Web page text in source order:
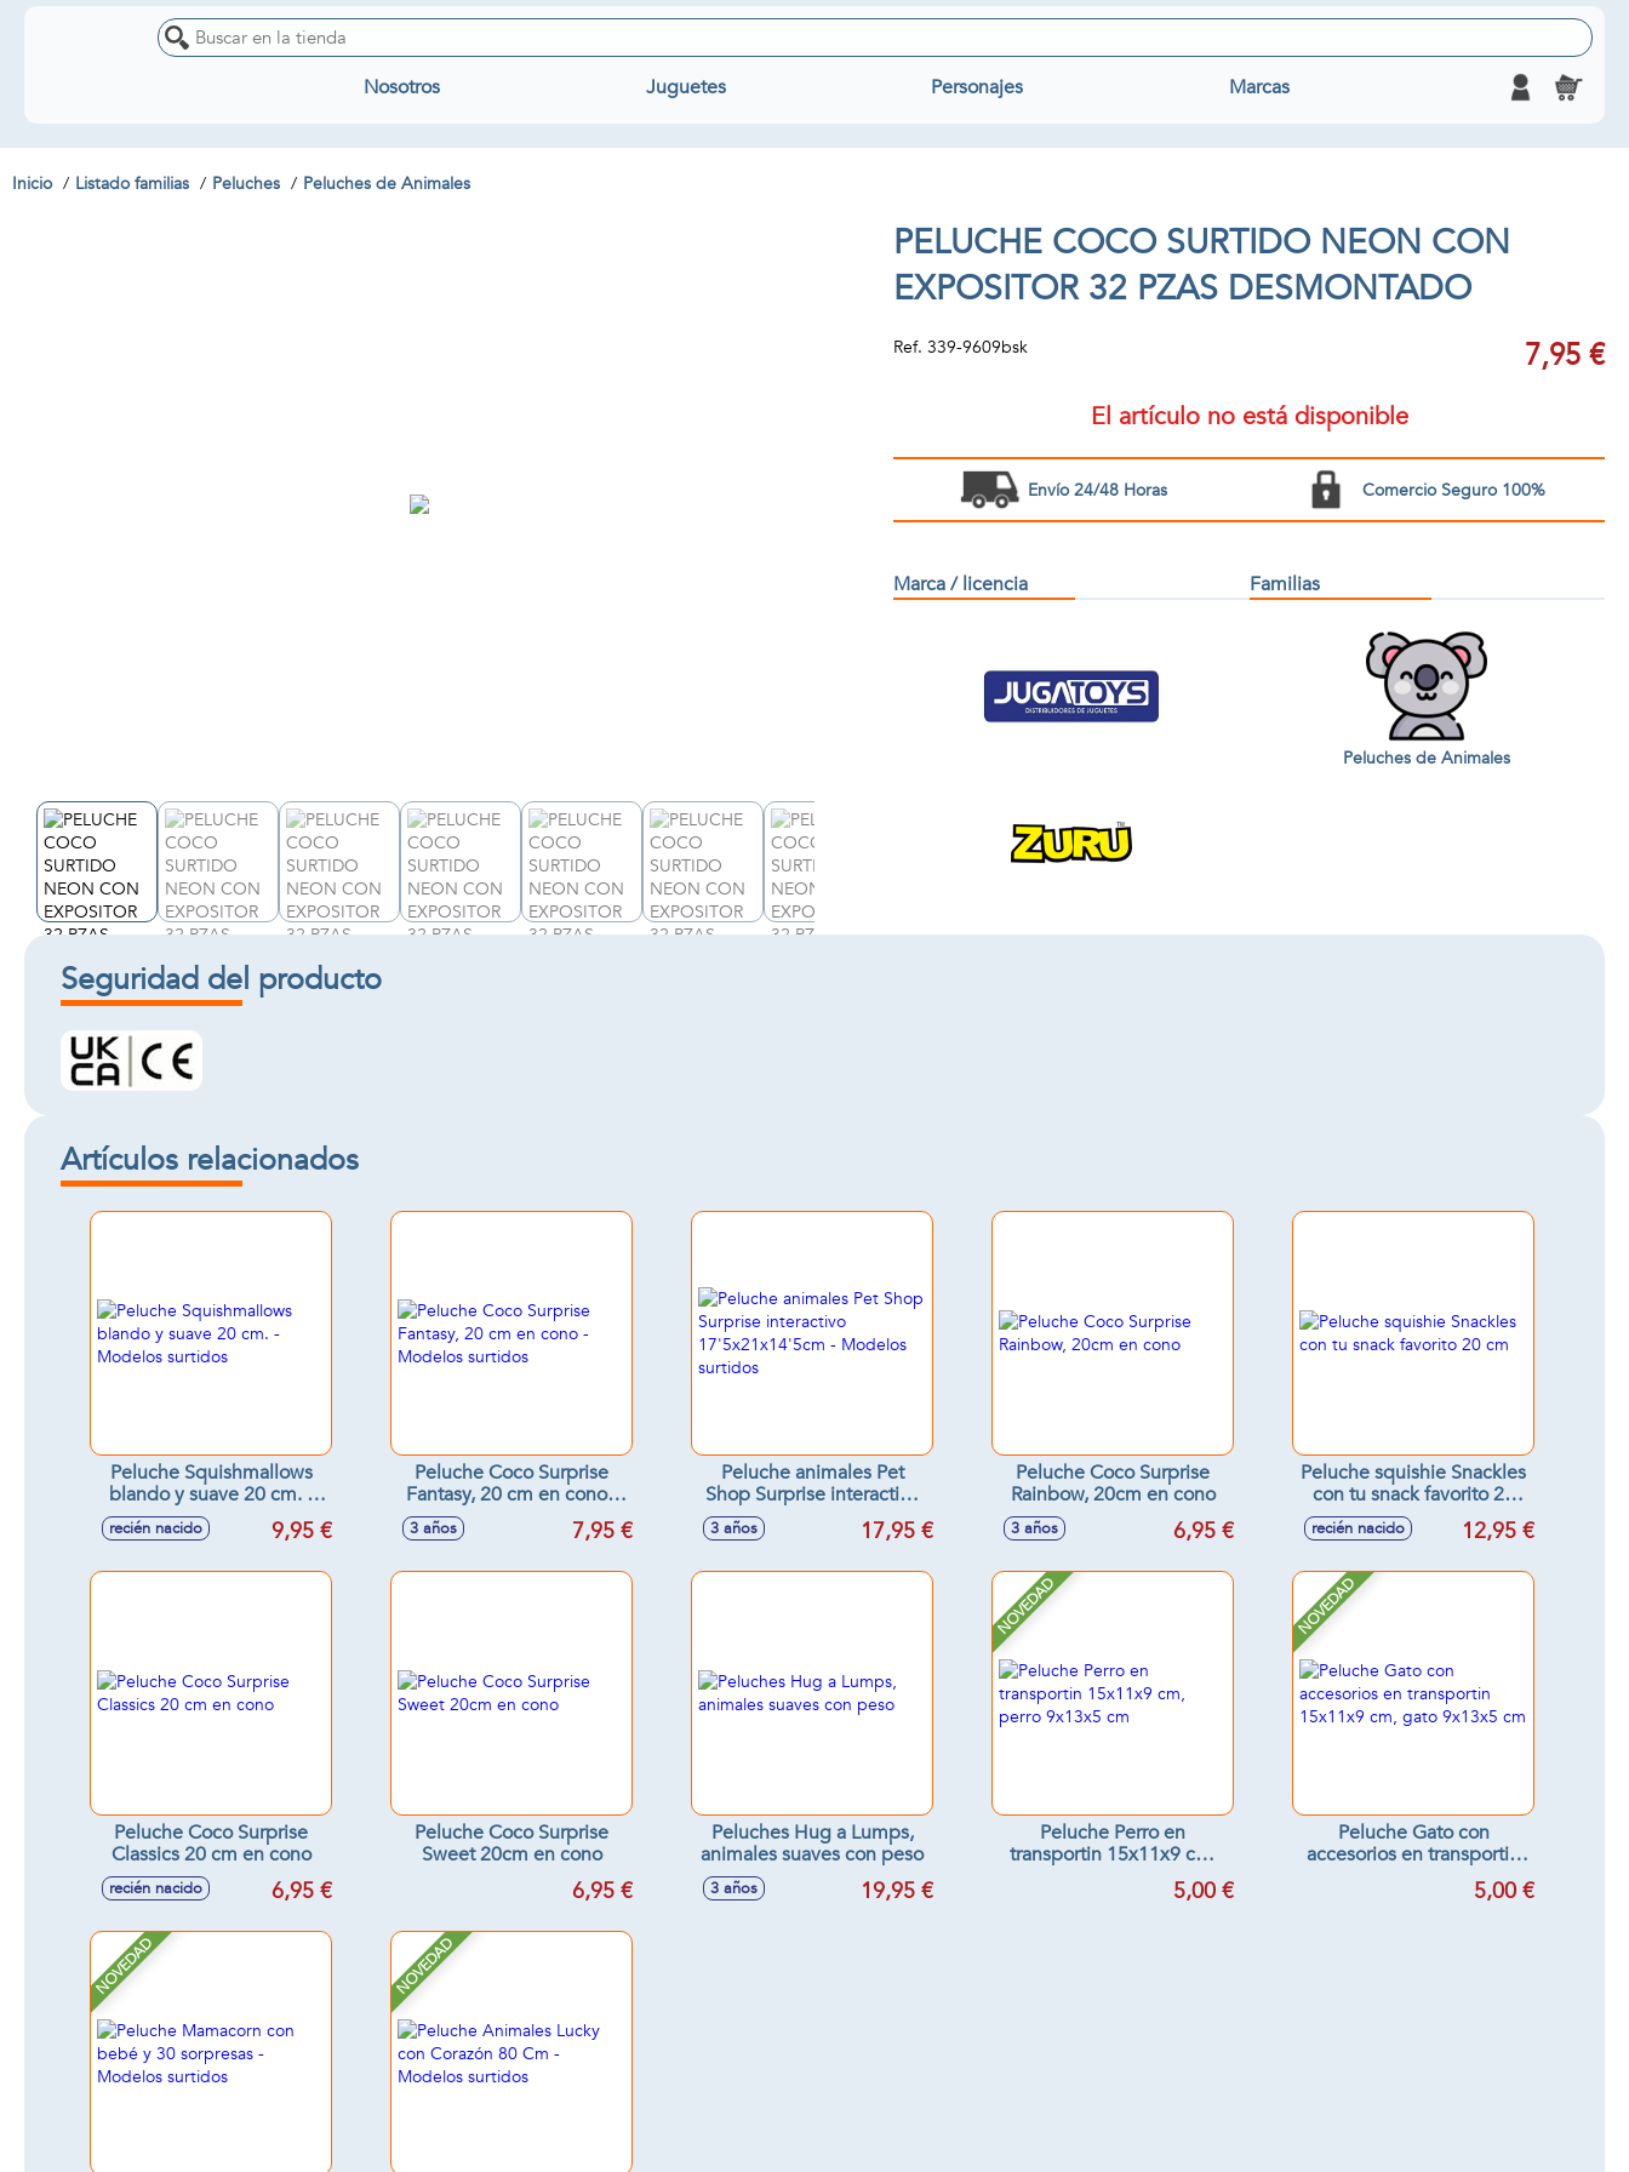
Nosotros Juguetes Personajes Marcas
Inicio Listado familias Peluches Peluches de Animales
PELUCHE COCO SURTIDO NEON CON
EXPOSITOR 32 PZAS DESMONTADO
Ref. 339-9609bsk 7,95 €
El artículo no está disponible
Envío 24/48 Horas Comercio Seguro 100%
Marca / licencia Familias
Peluches de Animales
Seguridad del producto
Artículos relacionados
Peluche Squishmallows
blando y suave 20 cm. -
Modelos surtidos
recién nacido 9,95 €
Peluche Coco Surprise
Fantasy, 20 cm en cono -
Modelos surtidos
3 años 7,95 €
Peluche animales Pet
Shop Surprise interactivo
17'5x21x14'5cm -
Modelos surtidos
3 años 17,95 €
Peluche Coco Surprise
Rainbow, 20cm en cono
3 años 6,95 €
Peluche squishie Snackles
con tu snack favorito 20
cm
recién nacido 12,95 €
Peluche Coco Surprise
Classics 20 cm en cono
recién nacido 6,95 €
Peluche Coco Surprise
Sweet 20cm en cono
6,95 €
Peluches Hug a Lumps,
animales suaves con peso
3 años 19,95 €
NOVEDAD
Peluche Perro en
transportin 15x11x9 cm,
perro 9x13x5 cm5,00 €
NOVEDAD
Peluche Gato con
accesorios en transportin
15x11x9 cm, gato 9x13x5
5,00 €
NOVEDAD NOVEDAD